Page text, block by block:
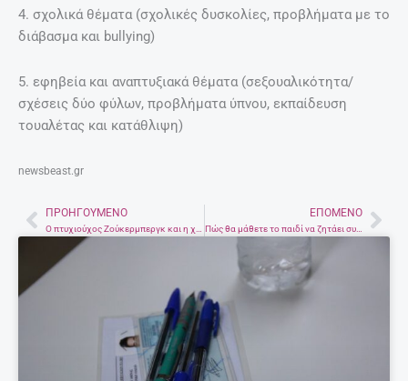
4. σχολικά θέματα (σχολικές δυσκολίες, προβλήματα με το
διάβασμα και bullying)
5. εφηβεία και αναπτυξιακά θέματα (σεξουαλικότητα/
σχέσεις δύο φύλων, προβλήματα ύπνου, εκπαίδευση
τουαλέτας και κατάθλιψη)
newsbeast.gr
Prev
ΠΡΟΗΓΟΎΜΕΝΟ ΕΠΌΜΕΝΟ
Πώς θα μάθετε το παιδί να ζητάει συγγνώμη